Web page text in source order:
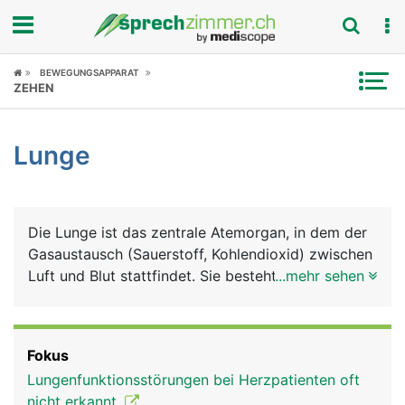
Fokus
Symptome
News
Rubriken
BEWEGUNGSAPPARAT
ZEHEN
Lunge
Die Lunge ist das zentrale Atemorgan, in dem der
Gasaustausch (Sauerstoff, Kohlendioxid) zwischen
Luft und Blut stattfindet. Sie besteht aus einem
der Speiseröhre und verschiedene Nerven in der
Brusthöhle liegen. Geschützt werden die
...mehr sehen
Fokus
Lungenfunktionsstörungen bei Herzpatienten oft
nicht erkannt